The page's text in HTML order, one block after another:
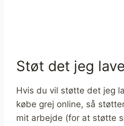
Støt det jeg
Hvis du vil støtte det jeg
købe grej online, så
mit arbejde (for at støtte